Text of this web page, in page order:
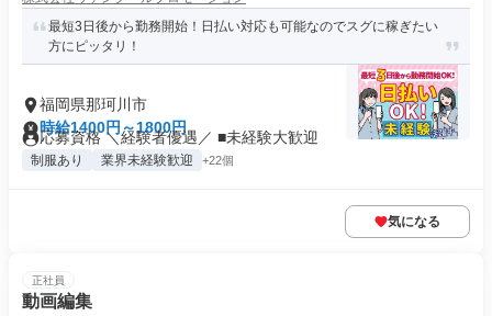
最短3日後から勤務開始！日払い対応も可能なのでスグに稼ぎたい
方にピッタリ！
福岡県那珂川市
時給1400円～1800円
応募資格 ＼経験者優遇／ ■未経験大歓迎
制服あり 業界未経験歓迎 +22個
気になる
正社員
動画編集